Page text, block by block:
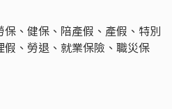
、健保、陪產假、產假、特別
、勞退、就業保險、職災保